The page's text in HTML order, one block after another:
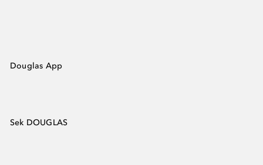
Douglas App
Sek DOUGLAS